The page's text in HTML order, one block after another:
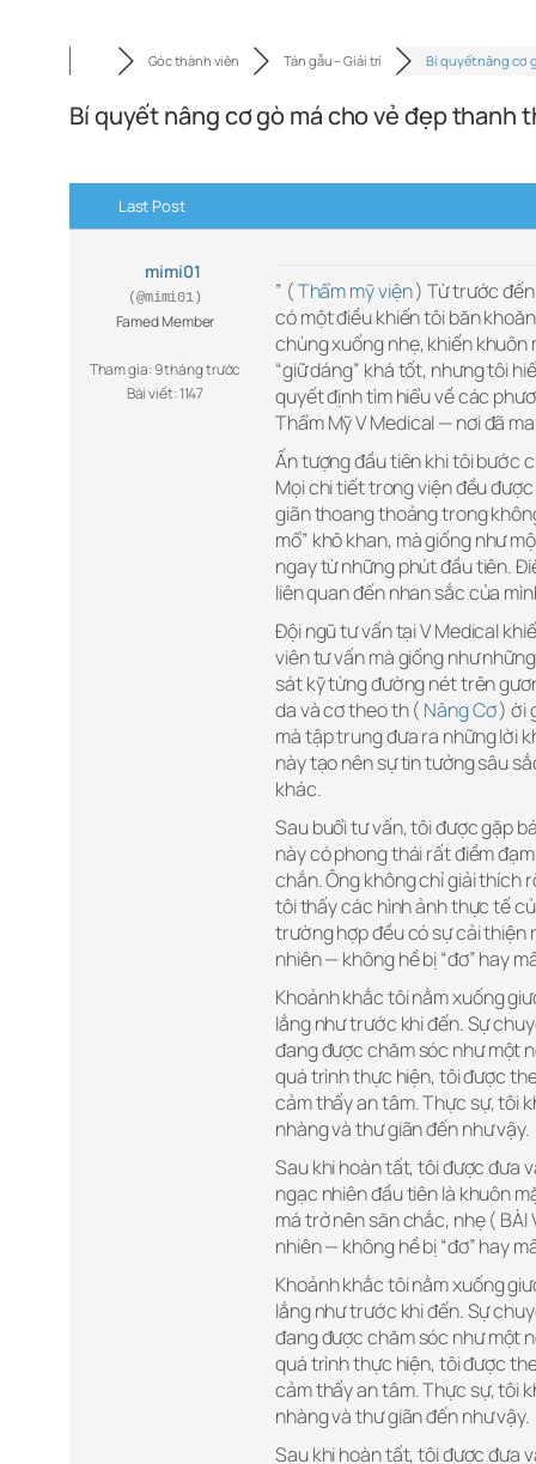
Góc thành viên Tán gẫu – Giải trí Bí quyết nâng cơ
Bí quyết nâng cơ gò má cho vẻ đẹp thanh
Last Post
mimi01
(@mimi01)
Famed Member
Tham gia: 9 tháng trước
Bài viết: 1147
” (Thẩm mỹ viện) Từ trước đến
có một điều khiến tôi băn
chùng xuống nhẹ, khiến
“giữ dáng” khá tốt, nhưng tôi
quyết định tìm hiểu về các
Thẩm Mỹ V Medical — nơi đã
Ấn tượng đầu tiên khi tôi bước
Mọi chi tiết trong viện đều
giãn thoang thoảng trong
mổ” khô khan, mà giống như
ngay từ những phút đầu tiên.
liên quan đến nhan sắc của
Đội ngũ tư vấn tại V Medical
viên tư vấn mà giống như
sát kỹ từng đường nét trên
da và cơ theo th ( Nâng Cơ) ời
mà tập trung đưa ra những lời
này tạo nên sự tin tưởng sâu
khác.
Sau buổi tư vấn, tôi được gặp
này có phong thái rất điềm
chắn. Ông không chỉ giải thích
tôi thấy các hình ảnh thực tế
trường hợp đều có sự cải thiện
nhiên — không hề bị “đơ” hay
Khoảnh khắc tôi nằm xuống
lắng như trước khi đến. Sự
đang được chăm sóc như một
quá trình thực hiện, tôi được
cảm thấy an tâm. Thực sự, tôi
nhàng và thư giãn đến như vậy.
Sau khi hoàn tất, tôi được đưa
ngạc nhiên đầu tiên là khuôn
má trở nên săn chắc, nhẹ ( BÀI
nhiên — không hề bị “đơ” hay
Khoảnh khắc tôi nằm xuống
lắng như trước khi đến. Sự
đang được chăm sóc như một
quá trình thực hiện, tôi được
cảm thấy an tâm. Thực sự, tôi
nhàng và thư giãn đến như vậy.
Sau khi hoàn tất, tôi được đưa